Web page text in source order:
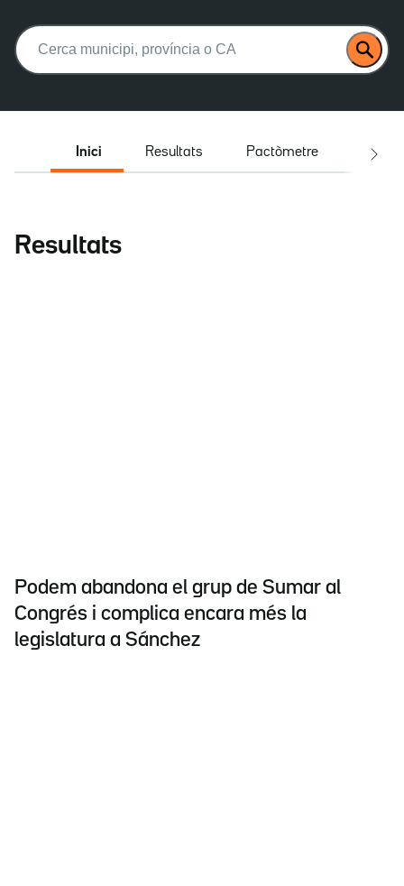
Buscar:
Inici Resultats Pactòmetre
Resultats
Podem abandona el grup de Sumar al
Congrés i complica encara més la
legislatura a Sánchez